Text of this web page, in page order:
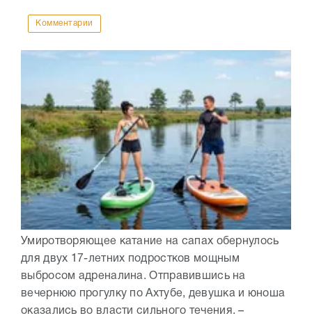
Комментарии
Умиротворяющее катание на сапах обернулось
для двух 17-летних подростков мощным
выбросом адреналина. Отправившись на
вечернюю прогулку по Ахтубе, девушка и юноша
оказались во власти сильного течения. –